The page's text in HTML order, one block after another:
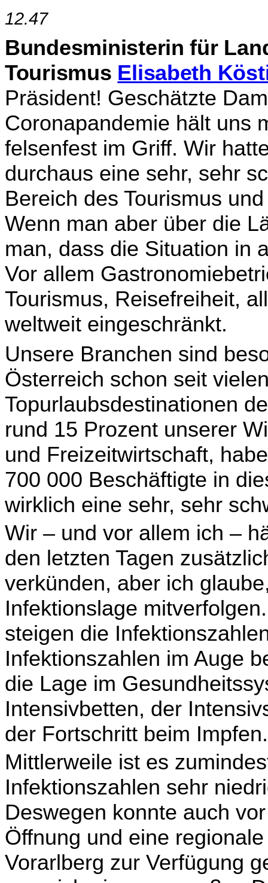
12.47
Bundesministerin für
Tourismus Elisabeth
Präsident! Geschätzte
Coronapandemie hält uns
felsenfest im Griff. Wir
durchaus eine sehr, sehr
Bereich des Tou­rismus
Wenn man aber über die
man, dass die Situation in
Vor allem
Tourismus, Reisefreiheit,
weltweit eingeschränkt.
Unsere Branchen sind
Österreich schon seit
Topurlaubsdestinationen
rund 15 Pro­zent unserer
und Freizeitwirtschaft,
700 000 Beschäftigte in
wirklich eine sehr, sehr
Wir – und vor allem ich –
den letzten Tagen
verkünden, aber ich
Infektionslage
steigen die
Infektionszahlen im Auge
die Lage im
Intensivbetten, der
der Fortschritt beim Impfen.
Mittlerweile ist es
Infektionszahlen sehr
Deswegen konnte auch
Öff­nung und eine
Vorarlberg zur Verfügung